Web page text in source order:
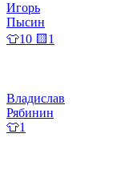
Игорь
Пысин
👕10 🟨1
Владислав
Рябинин
👕1